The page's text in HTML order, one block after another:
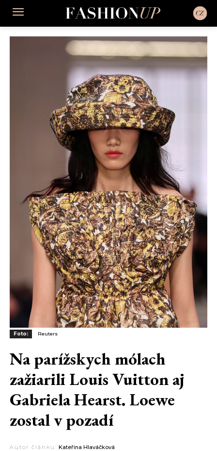
Foto: Reuters
Na parížskych mólach
zažiarili Louis Vuitton aj
Gabriela Hearst. Loewe
zostal v pozadí
Autor článku: Kateřina Hlaváčková